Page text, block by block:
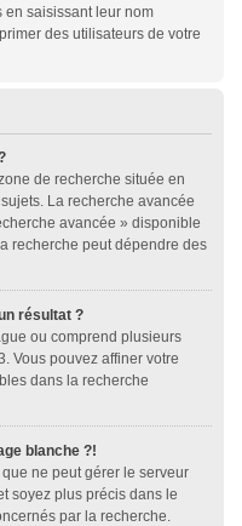
en saisissant leur nom
des utilisateurs de votre
de recherche située en
La recherche avancée
avancée » disponible
recherche peut dépendre des
résultat ?
ou comprend plusieurs
Vous pouvez affiner votre
dans la recherche
blanche ?!
ne peut gérer le serveur
soyez plus précis dans le
par la recherche.